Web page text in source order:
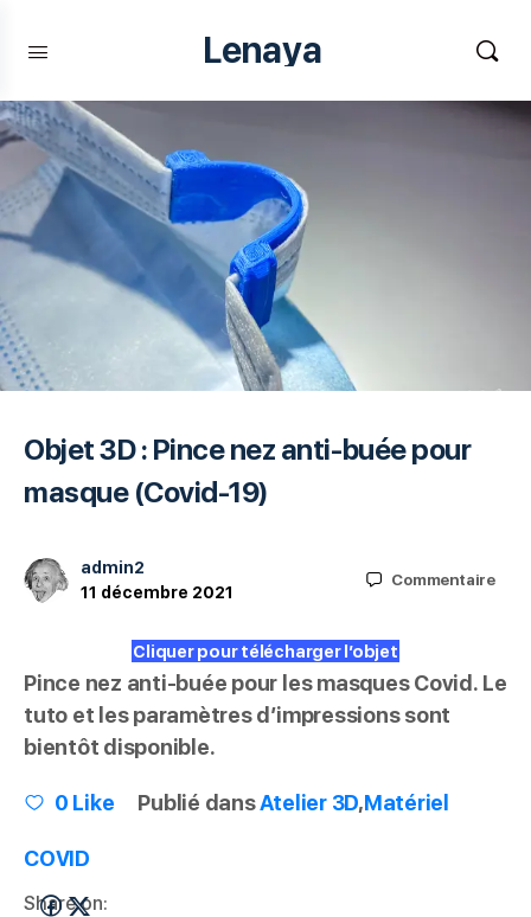
Lenaya
Objet 3D : Pince nez anti-buée pour
masque (Covid-19)
admin2
11 décembre 2021
Commentaire
Cliquer pour télécharger l’objet
Pince nez anti-buée pour les masques Covid. Le
tuto et les paramètres d’impressions sont
bientôt disponible.
0 Like Publié dansAtelier 3D,Matériel
COVID
Share on: